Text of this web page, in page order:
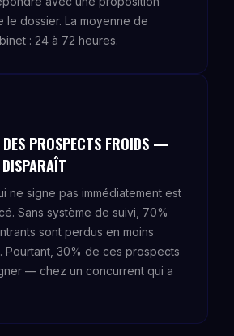
le dossier. La moyenne de
: 24 à 72 heures.
PROSPECTS FROIDS —
ne signe pas immédiatement est
Sans système de suivi, 70%
sont perdus en moins
Pourtant, 30% de ces prospects
— chez un concurrent qui a